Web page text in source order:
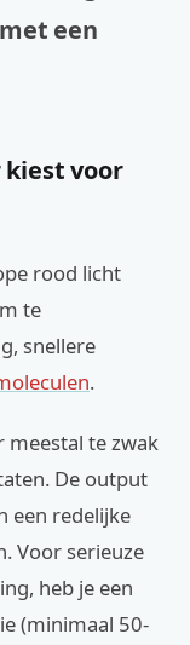
een
voor
rood licht
te
snellere
.
meestal te zwak
De output
een redelijke
Voor serieuze
heb je een
(minimaal 50-